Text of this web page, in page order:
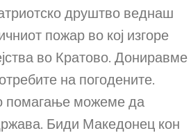
друштво веднаш
пожар во кој изгоре
во Кратово. Дониравме
на погодените.
помагање можеме да
Биди Македонец кон